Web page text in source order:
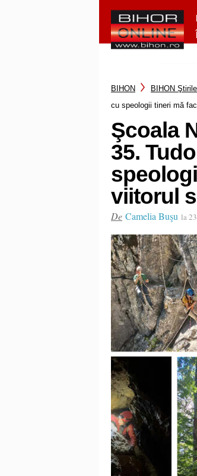
BIHON BIHON
cu speologii tineri mă
Şcoala
35.
viitorul
De Camelia Buşu la